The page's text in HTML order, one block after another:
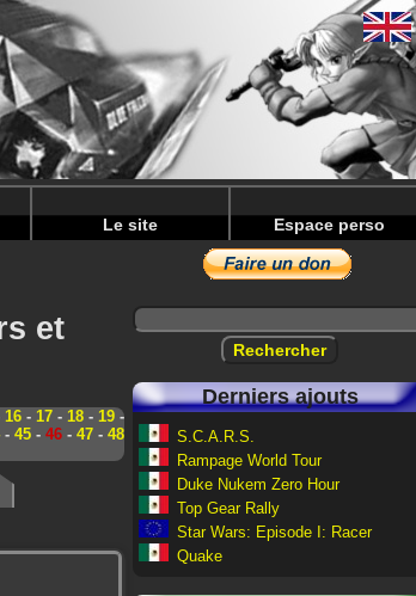
70
74
Le site Espace perso
et
16- 17- 18- 19-
- 45- 46- 47- 48
Derniers ajouts
S.C.A.R.S.
Rampage World Tour
Duke Nukem Zero Hour
Top Gear Rally
Star Wars: Episode I: Racer
Quake